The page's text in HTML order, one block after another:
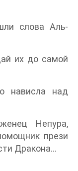
слова Аль-
их до самой
нависла над
Непура,
прези
Дракона...